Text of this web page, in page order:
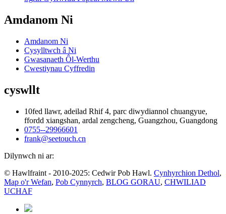
Amdanom Ni
Amdanom Ni
Cysylltwch â Ni
Gwasanaeth Ôl-Werthu
Cwestiynau Cyffredin
cyswllt
10fed llawr, adeilad Rhif 4, parc diwydiannol chuangyue,
ffordd xiangshan, ardal zengcheng, Guangzhou, Guangdong
0755--29966601
frank@seetouch.cn
Dilynwch ni ar:
© Hawlfraint - 2010-2025: Cedwir Pob Hawl. Cynhyrchion Dethol,
Map o'r Wefan, Pob Cynnyrch, BLOG GORAU, CHWILIAD
UCHAF